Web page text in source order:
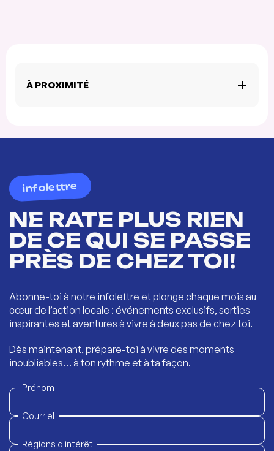
À PROXIMITÉ
infolettre
NE RATE PLUS RIEN
DE CE QUI SE PASSE
PRÈS DE CHEZ TOI!
Abonne-toi à notre infolettre et plonge chaque mois au
cœur de l’action locale : événements exclusifs, sorties
inspirantes et aventures à vivre à deux pas de chez toi.
Dès maintenant, prépare-toi à vivre des moments
inoubliables… à ton rythme et à ta façon.
Prénom
Courriel
Régions d'intérêt